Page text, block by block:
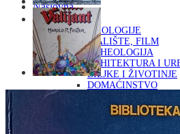
Naslovna
KNJIGE
OD ARHEOLOGIJE
DO KAZALIŠTE, FILM
ARHEOLOGIJA
ARHITEKTURA I
BILJKE I ŽIVOTINJE
DOMAĆINSTVO
ENCIKLOPEDIJE I
ETNOLOGIJA
FILOZOFIJA,